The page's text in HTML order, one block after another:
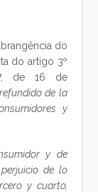
do
do artigo 3º
de 16 de
de la
y
y de
de lo
y cuarto,